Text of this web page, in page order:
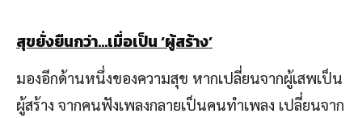
สุขยั่งยืนกว่า…เมื่อเป็น‘ผู้สร้าง’
มองอีกด้านหนึ่งของความสุข หากเปลี่ยนจากผู้เสพเป็น
ผู้สร้าง จากคนฟังเพลงกลายเป็นคนทำเพลง เปลี่ยนจาก